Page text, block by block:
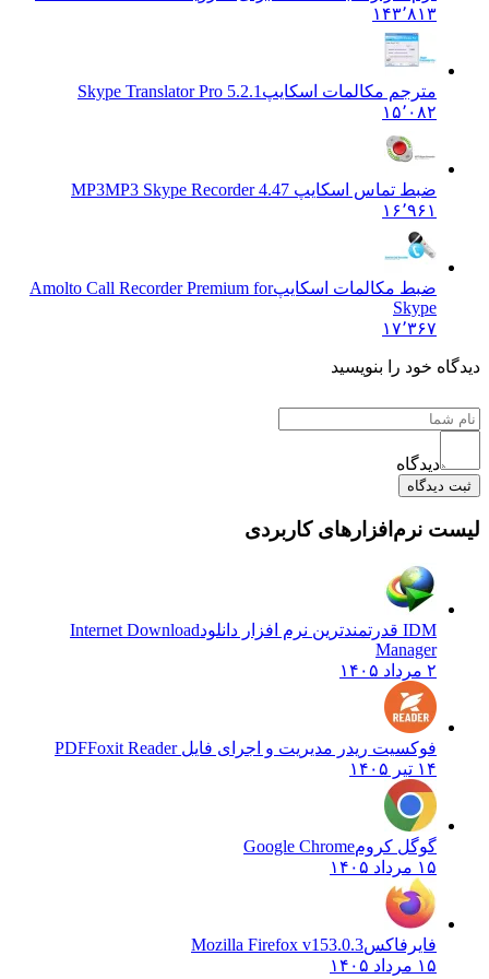
۱۴۳٬۸۱۳
مترجم مکالمات اسکایپSkype Translator Pro 5.2.1
۱۵٬۰۸۲
ضبط تماس اسکایپ MP3MP3 Skype Recorder 4.47
۱۶٬۹۶۱
ضبط مکالمات اسکایپAmolto Call Recorder Premium for
Skype
۱۷٬۳۶۷
خود را بنویسید
دیدگاه
نرم‌افزارهای کاربردی
Internet Download
Manager
فوکسیت ریدر مدیریت و اجرای فایل PDF Foxit Reader
گوگل کروم Google Chrome
فایرفاکسMozilla Firefox v153.0.3